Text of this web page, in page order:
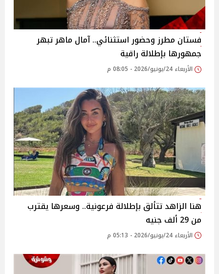
فستان مطرز وحضور استثنائي.. آمال ماهر تبهر
جمهورها بإطلالة راقية
الأربعاء 24/يونيو/2026 - 08:05 م
هنا الزاهد تتألق بإطلالة فرعونية.. وسعرها يقترب
من 29 ألف جنيه
الأربعاء 24/يونيو/2026 - 05:13 م